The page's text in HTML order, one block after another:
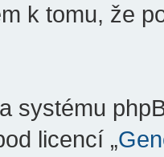
k tomu, že
systému
licencí „